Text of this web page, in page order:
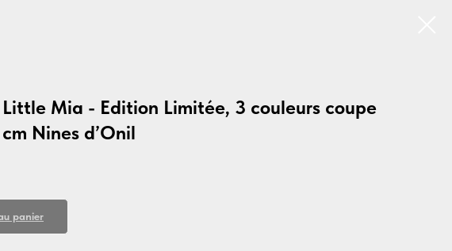
Little Mia - Edition Limitée, 3 couleurs coupe
Nines d’Onil
panier